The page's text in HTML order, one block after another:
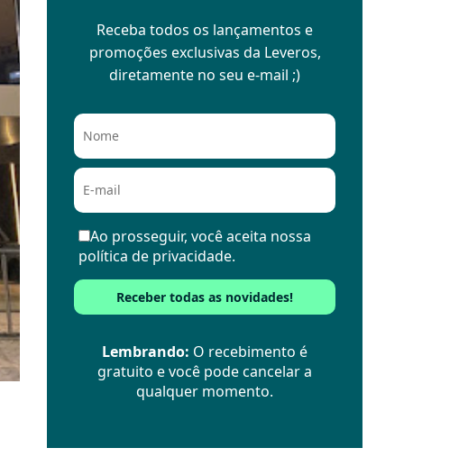
Receba todos os lançamentos e
promoções exclusivas da Leveros,
diretamente no seu e-mail ;)
Ao prosseguir, você aceita nossa
política de privacidade.
Lembrando: O recebimento é
gratuito e você pode cancelar a
qualquer momento.